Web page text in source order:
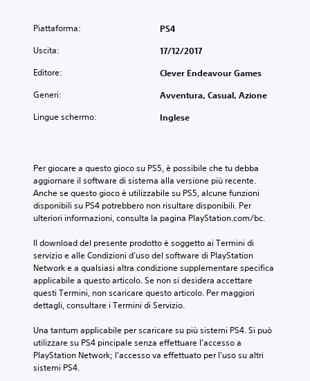
Piattaforma: PS4
Uscita: 17/12/2017
Editore: Clever Endeavour Games
Generi: Avventura, Casual, Azione
Lingue schermo: Inglese
Per giocare a questo gioco su PS5, è possibile che tu debba
aggiornare il software di sistema alla versione più recente.
Anche se questo gioco è utilizzabile su PS5, alcune funzioni
disponibili su PS4 potrebbero non risultare disponibili. Per
ulteriori informazioni, consulta la pagina PlayStation.com/bc.
Il download del presente prodotto è soggetto ai Termini di
servizio e alle Condizioni d'uso del software di PlayStation
Network e a qualsiasi altra condizione supplementare specifica
applicabile a questo articolo. Se non si desidera accettare
questi Termini, non scaricare questo articolo. Per maggiori
dettagli, consultare i Termini di Servizio.
Una tantum applicabile per scaricare su più sistemi PS4. Si può
utilizzare su PS4 pincipale senza effettuare l'accesso a
PlayStation Network; l'accesso va effettuato per l'uso su altri
sistemi PS4.